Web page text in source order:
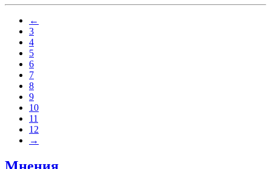
←
3
4
5
6
7
8
9
10
11
12
→